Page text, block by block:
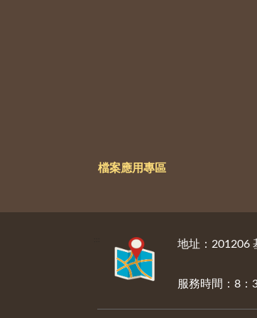
檔案應用專區
地址：201206
服務時間：8：